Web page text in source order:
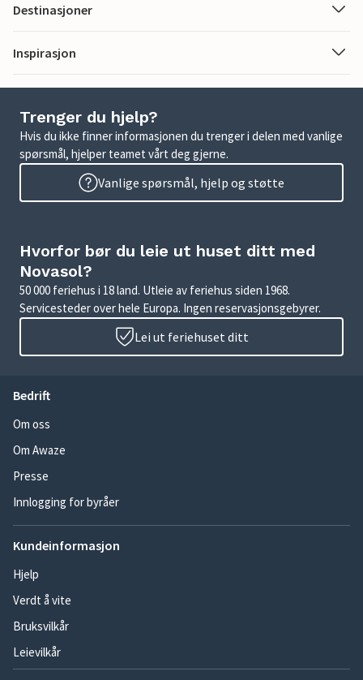
Destinasjoner
Inspirasjon
Trenger du hjelp?
Hvis du ikke finner informasjonen du trenger i delen med vanlige
spørsmål, hjelper teamet vårt deg gjerne.
Vanlige spørsmål, hjelp og støtte
Hvorfor bør du leie ut huset ditt med
Novasol?
50 000 feriehus i 18 land. Utleie av feriehus siden 1968.
Servicesteder over hele Europa. Ingen reservasjonsgebyrer.
Lei ut feriehuset ditt
Bedrift
Om oss
Om Awaze
Presse
Innlogging for byråer
Kundeinformasjon
Hjelp
Verdt å vite
Bruksvilkår
Leievilkår